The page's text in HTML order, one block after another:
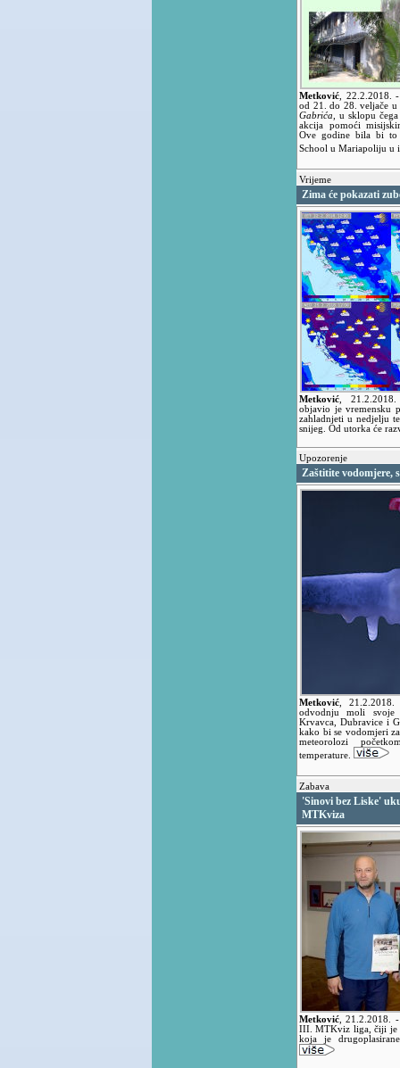
Metković 22.2.2018.
od 21. do 28. veljače
Gabrića , u sklopu
akcija pomoći
Ove godine bila bi to
School u Mariapoliju u
Vrijeme
Zima će pokazati
Metković ,
objavio je vremensku
zahladnjeti u nedjelju
snijeg. Od utorka će
Upozorenje
Zaštitite vodomjere,
Metković
odvodnju moli svoje
Krvavca, Dubravice i
kako bi se vodomjeri
meteorolozi
temperature.
Zabava
'Sinovi bez Liske'
MTKviza
Metković ,21.2.2018. -
III. MTKviz liga, čiji je
koja je